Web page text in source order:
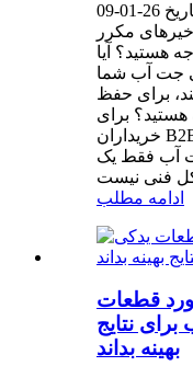
09
مکرر
هستید؟ آیا
جت آب شما
برای حفظ
برای
خریداران B2B مانند شما، انتخاب قطعات یدکی
آب فقط یک
ادامه مطلب
قطعات
نتایج
بهینه بداند